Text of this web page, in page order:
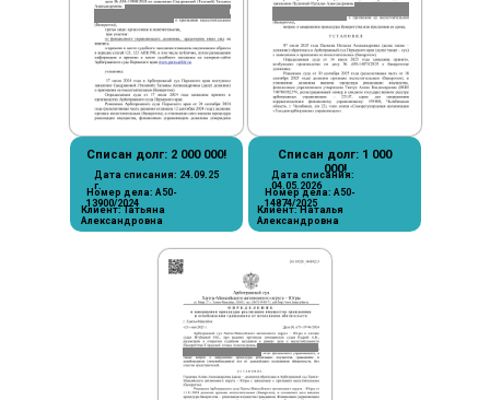
Списан долг: 2 000 000!
Дата списания: 24.09.25
г.
Номер дела: А50-
13900/2024
Клиент: Татьяна
Александровна
Списан долг: 1 000
000!
Дата списания:
04.05.2026
Номер дела: А50-
14874/2025
Клиент: Наталья
Александровна